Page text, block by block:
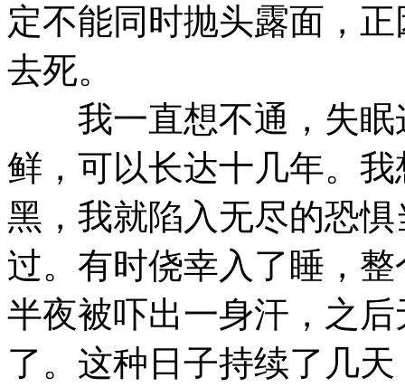
定不能同时抛头露面，
去死。
我一直想不通，失眠
鲜，可以长达十几年。
黑，我就陷入无尽的恐
过。有时侥幸入了睡，
半夜被吓出一身汗，之
了。这种日子持续了几